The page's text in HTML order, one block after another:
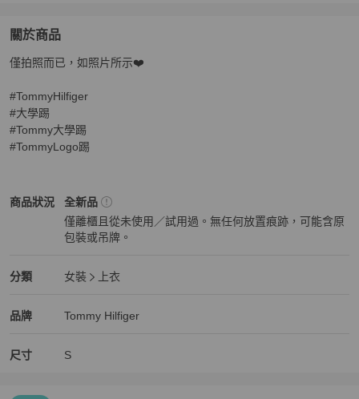
關於商品
關於Tommy Hilfiger LOGO大學踢 s全新
僅拍照而已，如照片所示❤️
#TommyHilfiger
#大學踢
#Tommy大學踢
#TommyLogo踢
商品狀況
Tommy Hilfiger女裝商品狀態與細節
全新品
僅離櫃且從未使用／試用過。無任何放置痕跡，可能含原
包裝或吊牌。
分類
Tommy Hilfiger女裝分類資訊
女裝
上衣
品牌
Tommy Hilfiger精品女裝品牌介紹
Tommy Hilfiger
Tommy Hilfiger推薦清單
尺寸 S